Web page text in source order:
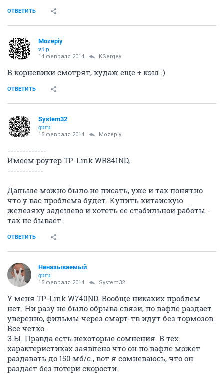
ОТВЕТИТЬ
Mozepiy
v.i.p.
14 февраля 2014 KSergey
В корневики смотрят, кудаж еще + кэш .)
ОТВЕТИТЬ
System32
guru
15 февраля 2014 Mozepiy
-------------
Имеем роутер TP-Link WR841ND,
------------
Дальше можно было не писать, уже и так понятно
что у вас проблема будет. Купить китайскую
железяку задешево и хотеть ее стабильной работы -
так не бывает.
ОТВЕТИТЬ
Неназываемый
guru
15 февраля 2014 System32
У меня TP-Link W740ND. Вообще никаких проблем
нет. Ни разу не было обрыва связи, по вафле раздает
уверенно, фильмы через смарт-тв идут без тормозов.
Все четко.
З.Ы. Правда есть некоторые сомнения. В тех.
характеристиках заявлено что он по вафле может
раздавать до 150 мб/с., вот я сомневаюсь, что он
раздает без потери скорости.